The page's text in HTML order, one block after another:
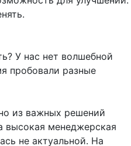
У нас нет волшебной
пробовали разные
из важных решений
высокая менеджерская
не актуальной. На